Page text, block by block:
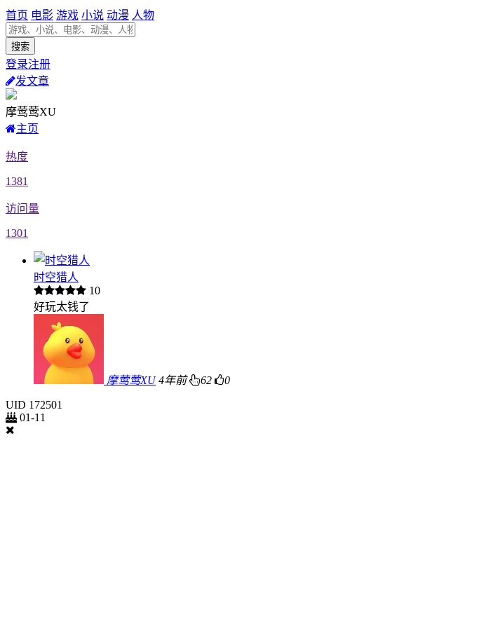
首页 电影 游戏 小说 动漫 人物
登录注册
发文章
摩莺莺XU
主页
热度
1381
访问量
1301
时空猎人
10
好玩太钱了
摩莺莺XU 4年前 62 0
UID 172501
01-11